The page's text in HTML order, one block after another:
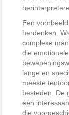
Een
herdenken.
complexe
die
lange en
meeste
besteden. De
een
die